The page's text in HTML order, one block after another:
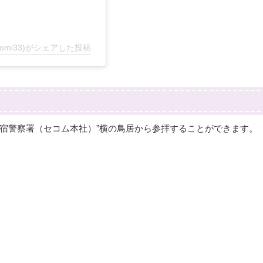
がシェアした投稿
警察署（セコム本社）”横の鳥居から参拝することができます。